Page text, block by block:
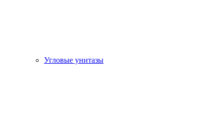
Угловые унитазы